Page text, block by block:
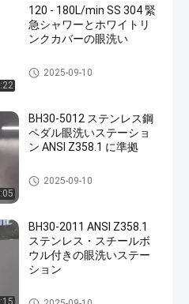
120 - 180L/min SS 304 緊
急シャワーとホワイトリ
ンクカバーの眼洗い
緊急 シャワー と 目 洗い
2025-09-10
BH30-5012 ステンレス鋼
ペダル眼洗いステーショ
ン ANSI Z358.1 に準拠
緊急 シャワー と 目 洗い
2025-09-10
BH30-2011 ANSI Z358.1
ステンレス・スチールボ
ウル付きの眼洗いステー
ション
緊急 シャワー と 目 洗い